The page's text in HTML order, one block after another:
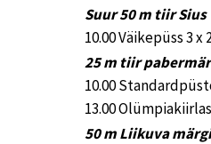
Suur 50 m tiir Sius
10.00 Väikepüss 3 x
25 m tiir
10.00
13.00
50 m Liikuva